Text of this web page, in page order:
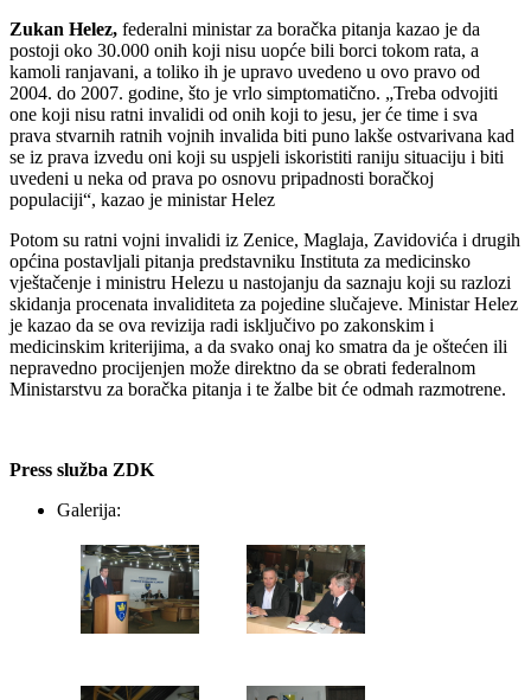
Zukan Helez, federalni ministar za boračka pitanja kazao je da
postoji oko 30.000 onih koji nisu uopće bili borci tokom rata, a
kamoli ranjavani, a toliko ih je upravo uvedeno u ovo pravo od
2004. do 2007. godine, što je vrlo simptomatično. „Treba odvojiti
one koji nisu ratni invalidi od onih koji to jesu, jer će time i sva
prava stvarnih ratnih vojnih invalida biti puno lakše ostvarivana kad
se iz prava izvedu oni koji su uspjeli iskoristiti raniju situaciju i biti
uvedeni u neka od prava po osnovu pripadnosti boračkoj
populaciji“, kazao je ministar Helez
Potom su ratni vojni invalidi iz Zenice, Maglaja, Zavidovića i drugih
općina postavljali pitanja predstavniku Instituta za medicinsko
vještačenje i ministru Helezu u nastojanju da saznaju koji su razlozi
skidanja procenata invaliditeta za pojedine slučajeve. Ministar Helez
je kazao da se ova revizija radi isključivo po zakonskim i
medicinskim kriterijima, a da svako onaj ko smatra da je oštećen ili
nepravedno procijenjen može direktno da se obrati federalnom
Ministarstvu za boračka pitanja i te žalbe bit će odmah razmotrene.
Press služba ZDK
Galerija: